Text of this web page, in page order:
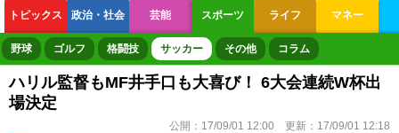
トピックス 政治・社会 芸能 スポーツ ライフ マネー
ボートレース 競輪 オートレース
野球 ゴルフ 格闘技 サッカー その他 コラム
ハリル監督もMF井手口も大喜び！ 6大会連続W杯出
場決定
公開： 17/09/01 12:00 更新： 17/09/01 12:18